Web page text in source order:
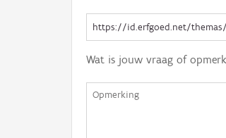
Wat is jouw vraag of